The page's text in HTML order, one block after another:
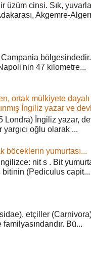
üzüm cinsi. Sık,
Akgemre-
47 kilometre...
ortak mülkiyete dayalı
İngiliz yazar ve
Londra) İngiliz yazar,
oğlu olarak ...
böceklerin yumurtası...
nit s . Bit
bitinin (Pediculus capit...
etçiller
Bü...